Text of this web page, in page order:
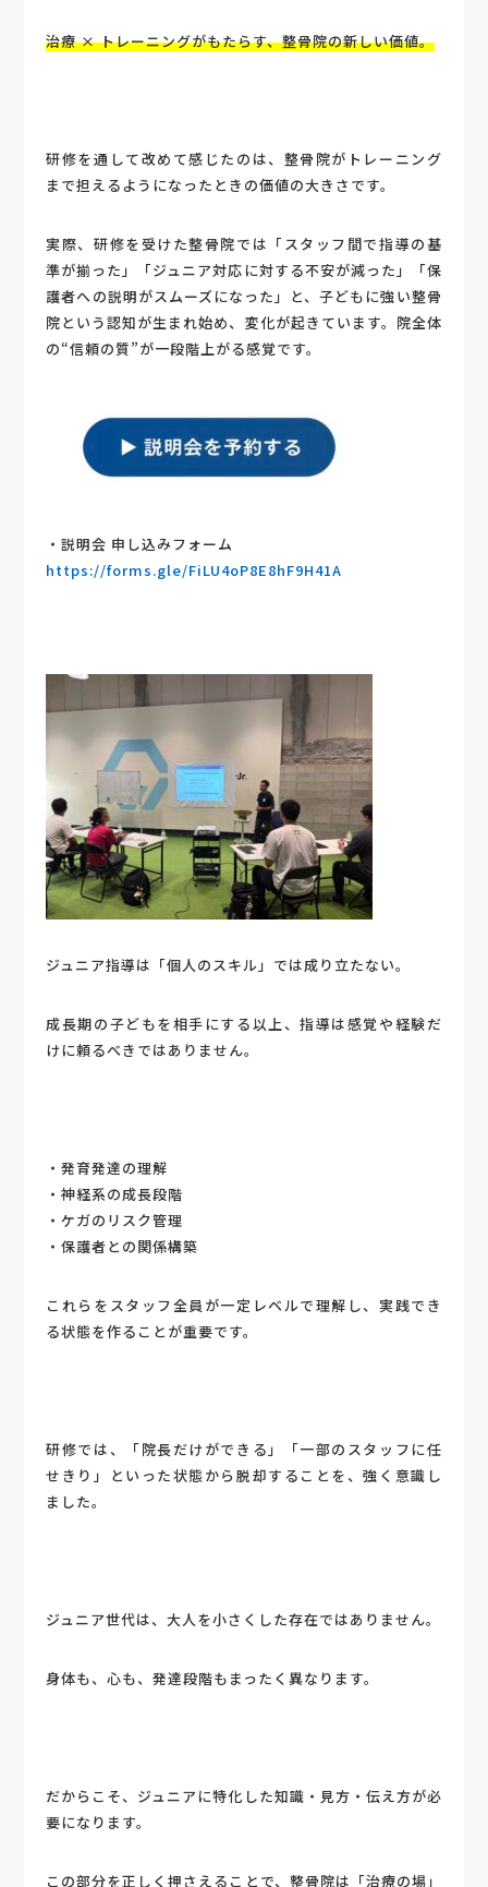
治療 × トレーニングがもたらす、整骨院の新しい価値。
研修を通して改めて感じたのは、整骨院がトレーニング
まで担えるようになったときの価値の大きさです。
実際、研修を受けた整骨院では「スタッフ間で指導の基
準が揃った」「ジュニア対応に対する不安が減った」「保
護者への説明がスムーズになった」と、子どもに強い整骨
院という認知が生まれ始め、変化が起きています。院全体
の“信頼の質”が一段階上がる感覚です。
・説明会 申し込みフォーム
https://forms.gle/FiLU4oP8E8hF9H41A
ジュニア指導は「個人のスキル」では成り立たない。
成長期の子どもを相手にする以上、指導は感覚や経験だ
けに頼るべきではありません。
・発育発達の理解
・神経系の成長段階
・ケガのリスク管理
・保護者との関係構築
これらをスタッフ全員が一定レベルで理解し、実践でき
る状態を作ることが重要です。
研修では、「院長だけができる」「一部のスタッフに任
せきり」といった状態から脱却することを、強く意識し
ました。
ジュニア世代は、大人を小さくした存在ではありません。
身体も、心も、発達段階もまったく異なります。
だからこそ、ジュニアに特化した知識・見方・伝え方が必
要になります。
この部分を正しく押さえることで、整骨院は「治療の場」